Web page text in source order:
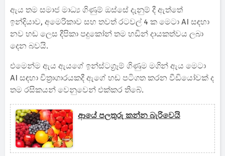
ඇය තම සමාජ මාධ්‍ය ගිණුම් ඔස්සේ දැනුම් දී ඇත්තේ
ඉන්දියාව, අමෙරිකාව සහ තවත් රටවල් 4 ක මෙටා AI සඳහා
නව හඬ ලෙස දීපිකා පදුකෝන් තම හඩින් දායකත්වය ලබා
දෙන බවයි.
එමෙන්ම ඇය ඇයගේ ඉන්ස්ටග්‍රෑම් ගිණුම මගින් ඇය මෙටා
AI සඳහා චිත්‍රාගාරයකදී ඇගේ හඬ පටිගත කරන වීඩියෝවක් ද
තම රසිකයන් වෙනුවෙන් එක්කර තිබේ.
ආයේ පලතුරු කන්න බැරිවෙයි